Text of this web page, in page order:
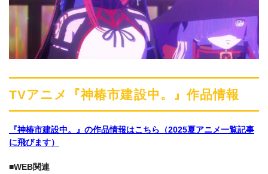
TVアニメ『神椿市建設中。』作品情報
『神椿市建設中。』の作品情報はこちら（2025夏アニメ一覧記事
に飛びます）
■WEB関連